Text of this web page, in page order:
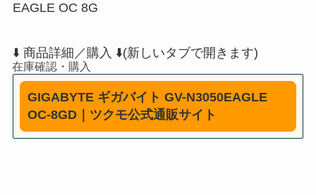
EAGLE OC 8G
⬇️ 商品詳細／購入 ⬇️(新しいタブで開きます)
GIGABYTE ギガバイト GV-N3050EAGLE
OC-8GD｜ツクモ公式通販サイト